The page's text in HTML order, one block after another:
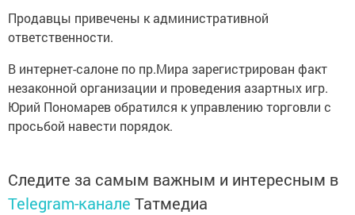
Продавцы привечены к административной
ответственности.
В интернет-салоне по пр.Мира зарегистрирован факт
незаконной организации и проведения азартных игр.
Юрий Пономарев обратился к управлению торговли с
просьбой навести порядок.
Следите за самым важным и интересным в
Telegram-канале Татмедиа